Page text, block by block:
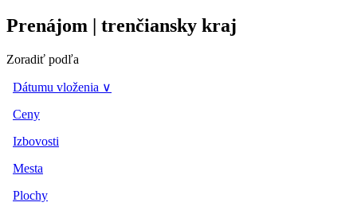
Prenájom | trenčiansky kraj
Zoradiť podľa
Dátumu vloženia ∨
Ceny
Izbovosti
Mesta
Plochy